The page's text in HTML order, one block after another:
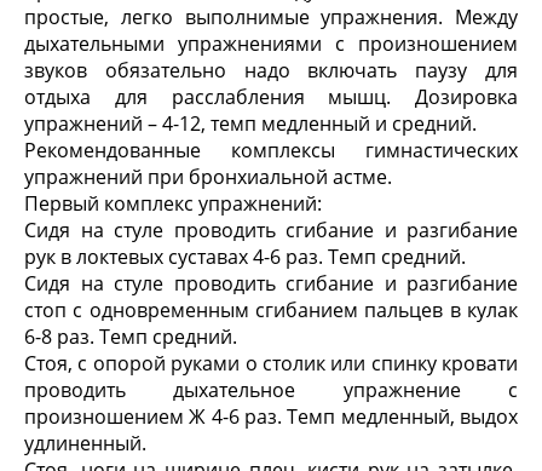
простые, легко выполнимые упражнения. Между
дыхательными упражнениями с произношением
звуков обязательно надо включать паузу для
отдыха для расслабления мышц. Дозировка
упражнений – 4-12, темп медленный и средний.
Рекомендованные комплексы гимнастических
упражнений при бронхиальной астме.
Первый комплекс упражнений:
Сидя на стуле проводить сгибание и разгибание
рук в локтевых суставах 4-6 раз. Темп средний.
Сидя на стуле проводить сгибание и разгибание
стоп с одновременным сгибанием пальцев в кулак
6-8 раз. Темп средний.
Стоя, с опорой руками о столик или спинку кровати
проводить дыхательное упражнение с
произношением Ж 4-6 раз. Темп медленный, выдох
удлиненный.